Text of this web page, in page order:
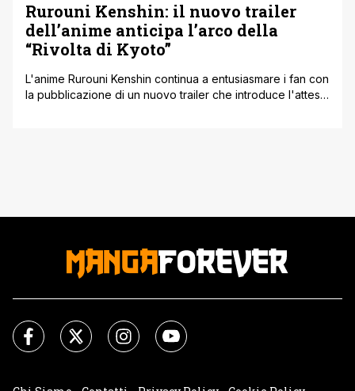
Rurouni Kenshin: il nuovo trailer
dell’anime anticipa l’arco della
“Rivolta di Kyoto”
L'anime Rurouni Kenshin continua a entusiasmare i fan con
la pubblicazione di un nuovo trailer che introduce l'atteso